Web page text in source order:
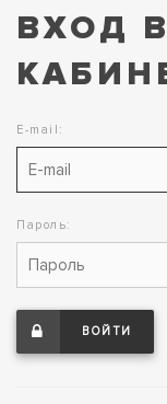
ВХОД
E-mail:
Пароль:
ВОЙТИ